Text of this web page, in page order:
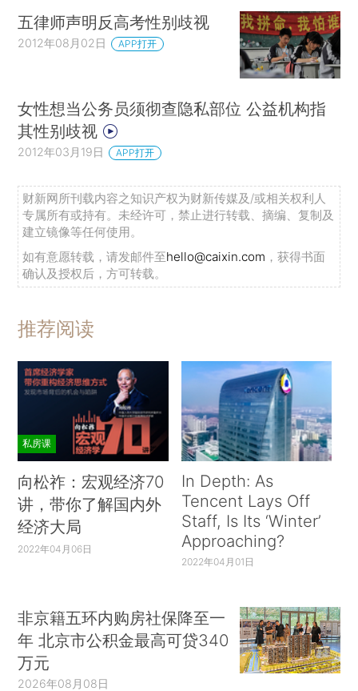
五律师声明反高考性别歧视
2012年08月02日 APP打开
女性想当公务员须彻查隐私部位 公益机构指
其性别歧视
2012年03月19日 APP打开
财新网所刊载内容之知识产权为财新传媒及/或相关权利人
专属所有或持有。未经许可，禁止进行转载、摘编、复制及
建立镜像等任何使用。
如有意愿转载，请发邮件至hello@caixin.com ，获得书面
确认及授权后，方可转载。
推荐阅读
私房课
向松祚：宏观经济70
讲，带你了解国内外
经济大局
2022年04月06日
In Depth: As
Tencent Lays Off
Staff, Is Its ‘Winter’
Approaching?
2022年04月01日
非京籍五环内购房社保降至一
年 北京市公积金最高可贷340
万元
2026年08月08日